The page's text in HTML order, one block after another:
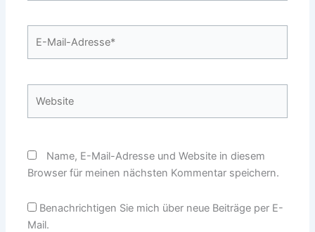
Mail-
Name, E-Mail-Adresse und Website in diesem
Browser für meinen nächsten Kommentar speichern.
Benachrichtigen Sie mich über neue Beiträge per E-
Mail.